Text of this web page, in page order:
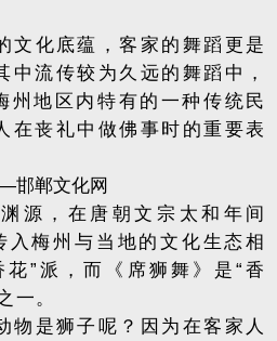
文化底蕴，客家的舞蹈更是
中流传较为久远的舞蹈中，
州地区内特有的一种传统民
在丧礼中做佛事时的重要表
源，在唐朝文宗太和年间
入梅州与当地的文化生态相
”派，而《席狮舞》是“香
一。
物是狮子呢？因为在客家人